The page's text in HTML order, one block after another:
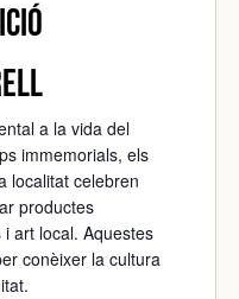
a la vida del
immemorials, els
localitat celebren
productes
art local. Aquestes
conèixer la cultura